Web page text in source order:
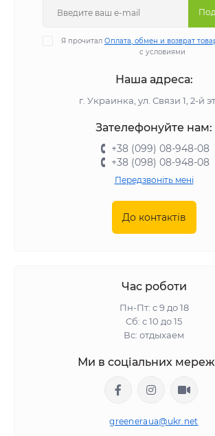
Я прочитал Оплата, обмен и возврат
с условиями
Наша адреса:
г. Украинка, ул. Связи 1, 2-й
Зателефонуйте нам:
+38 (099) 08-948-08
+38 (098) 08-948-08
Передзвоніть мені
До контактів
Час роботи
Пн-Пт: с 9 до 18
Сб: с 10 до 15
Вс: отдыхаем
Ми в соціальних
greeneraua@ukr.net